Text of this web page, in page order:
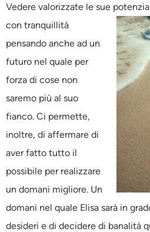
Vedere valorizzate le sue
con tranquillità
pensando anche ad un
futuro nel quale per
forza di cose non
saremo più al suo
fianco. Ci permette,
inoltre, di affermare di
aver fatto tutto il
possibile per realizzare
un domani migliore. Un
domani nel quale Elisa sarà in
desideri e di decidere di banalità